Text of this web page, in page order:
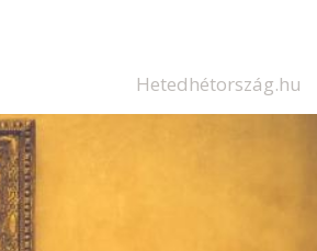
Hetedhétország.hu